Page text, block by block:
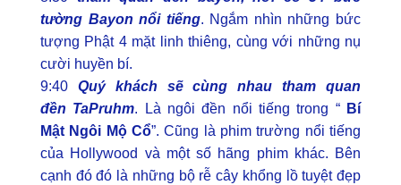
tường Bayon nổi tiếng. Ngắm nhìn những bức
tượng Phật 4 mặt linh thiêng, cùng với những nụ
cười huyền bí.
9:40 Quý khách sẽ cùng nhau tham quan
đền TaPruhm. Là ngôi đền nổi tiếng trong “ Bí
Mật Ngôi Mộ Cổ”. Cũng là phim trường nổi tiếng
của Hollywood và một số hãng phim khác. Bên
cạnh đó đó là những bộ rễ cây khổng lồ tuyệt đẹp